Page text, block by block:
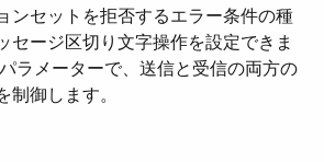
ンセットを拒否するエラー条件の種
セージ区切り文字操作を設定できま
ラメーターで、送信と受信の両方の
制御します。